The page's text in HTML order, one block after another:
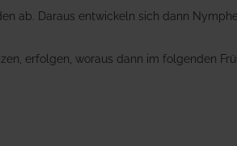
ab. Daraus entwickeln sich dann
erfolgen, woraus dann im folgenden